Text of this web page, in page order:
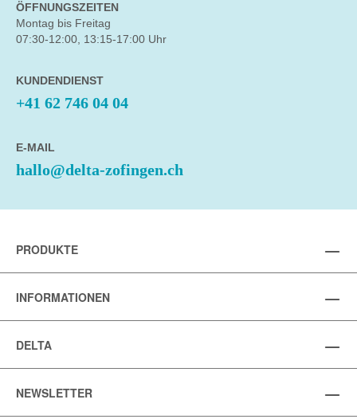
ÖFFNUNGSZEITEN
Montag bis Freitag
07:30-12:00, 13:15-17:00 Uhr
KUNDENDIENST
+41 62 746 04 04
E-MAIL
hallo@delta-zofingen.ch
PRODUKTE
INFORMATIONEN
DELTA
NEWSLETTER